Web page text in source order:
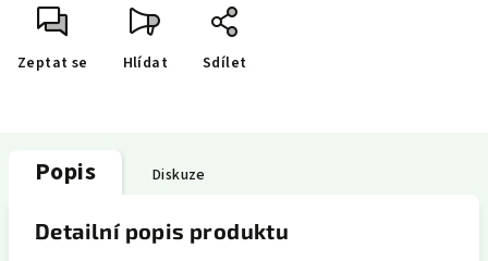
Zeptat se Hlídat Sdílet
Popis Diskuze
Detailní popis produktu